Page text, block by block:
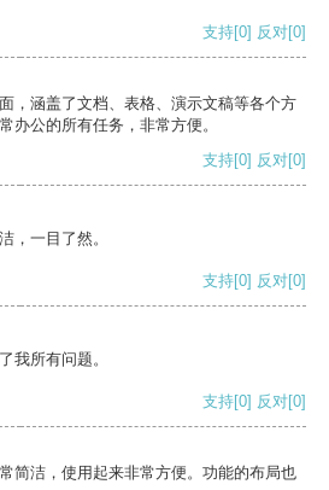
支持[0] 反对[0]
，涵盖了文档、表格、演示文稿等各个方
办公的所有任务，非常方便。
支持[0] 反对[0]
，一目了然。
支持[0] 反对[0]
我所有问题。
支持[0] 反对[0]
简洁，使用起来非常方便。功能的布局也